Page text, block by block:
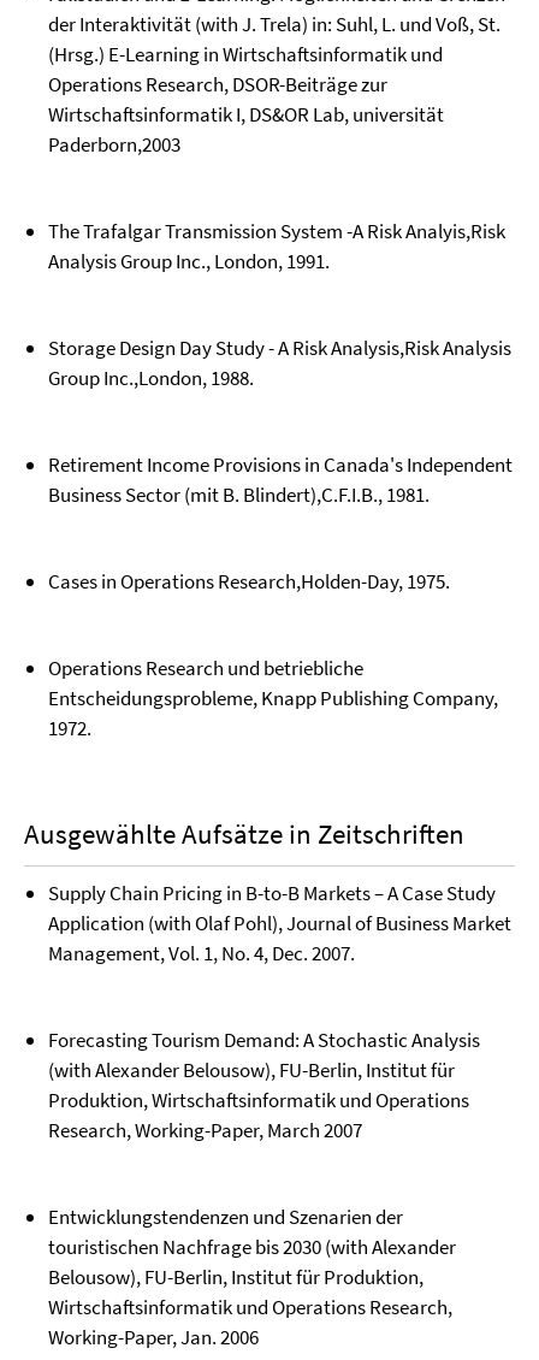
der Interaktivität (with J. Trela) in: Suhl, L. und Voß, St.
(Hrsg.) E-Learning in Wirtschaftsinformatik und
Operations Research, DSOR-Beiträge zur
Wirtschaftsinformatik I, DS&OR Lab, universität
Paderborn,2003
The Trafalgar Transmission System -A Risk Analyis,Risk
Analysis Group Inc., London, 1991.
Storage Design Day Study - A Risk Analysis,Risk Analysis
Group Inc.,London, 1988.
Retirement Income Provisions in Canada's Independent
Business Sector (mit B. Blindert),C.F.I.B., 1981.
Cases in Operations Research,Holden-Day, 1975.
Operations Research und betriebliche
Entscheidungsprobleme, Knapp Publishing Company,
1972.
Ausgewählte Aufsätze in Zeitschriften
Supply Chain Pricing in B-to-B Markets – A Case Study
Application (with Olaf Pohl), Journal of Business Market
Management, Vol. 1, No. 4, Dec. 2007.
Forecasting Tourism Demand: A Stochastic Analysis
(with Alexander Belousow), FU-Berlin, Institut für
Produktion, Wirtschaftsinformatik und Operations
Research, Working-Paper, March 2007
Entwicklungstendenzen und Szenarien der
touristischen Nachfrage bis 2030 (with Alexander
Belousow), FU-Berlin, Institut für Produktion,
Wirtschaftsinformatik und Operations Research,
Working-Paper, Jan. 2006